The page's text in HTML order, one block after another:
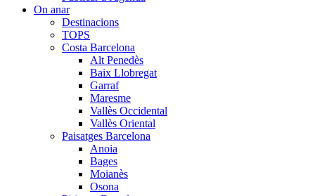
On anar
Destinacions
TOPS
Costa Barcelona
Alt Penedès
Baix Llobregat
Garraf
Maresme
Vallès Occidental
Vallès Oriental
Paisatges Barcelona
Anoia
Bages
Moianès
Osona